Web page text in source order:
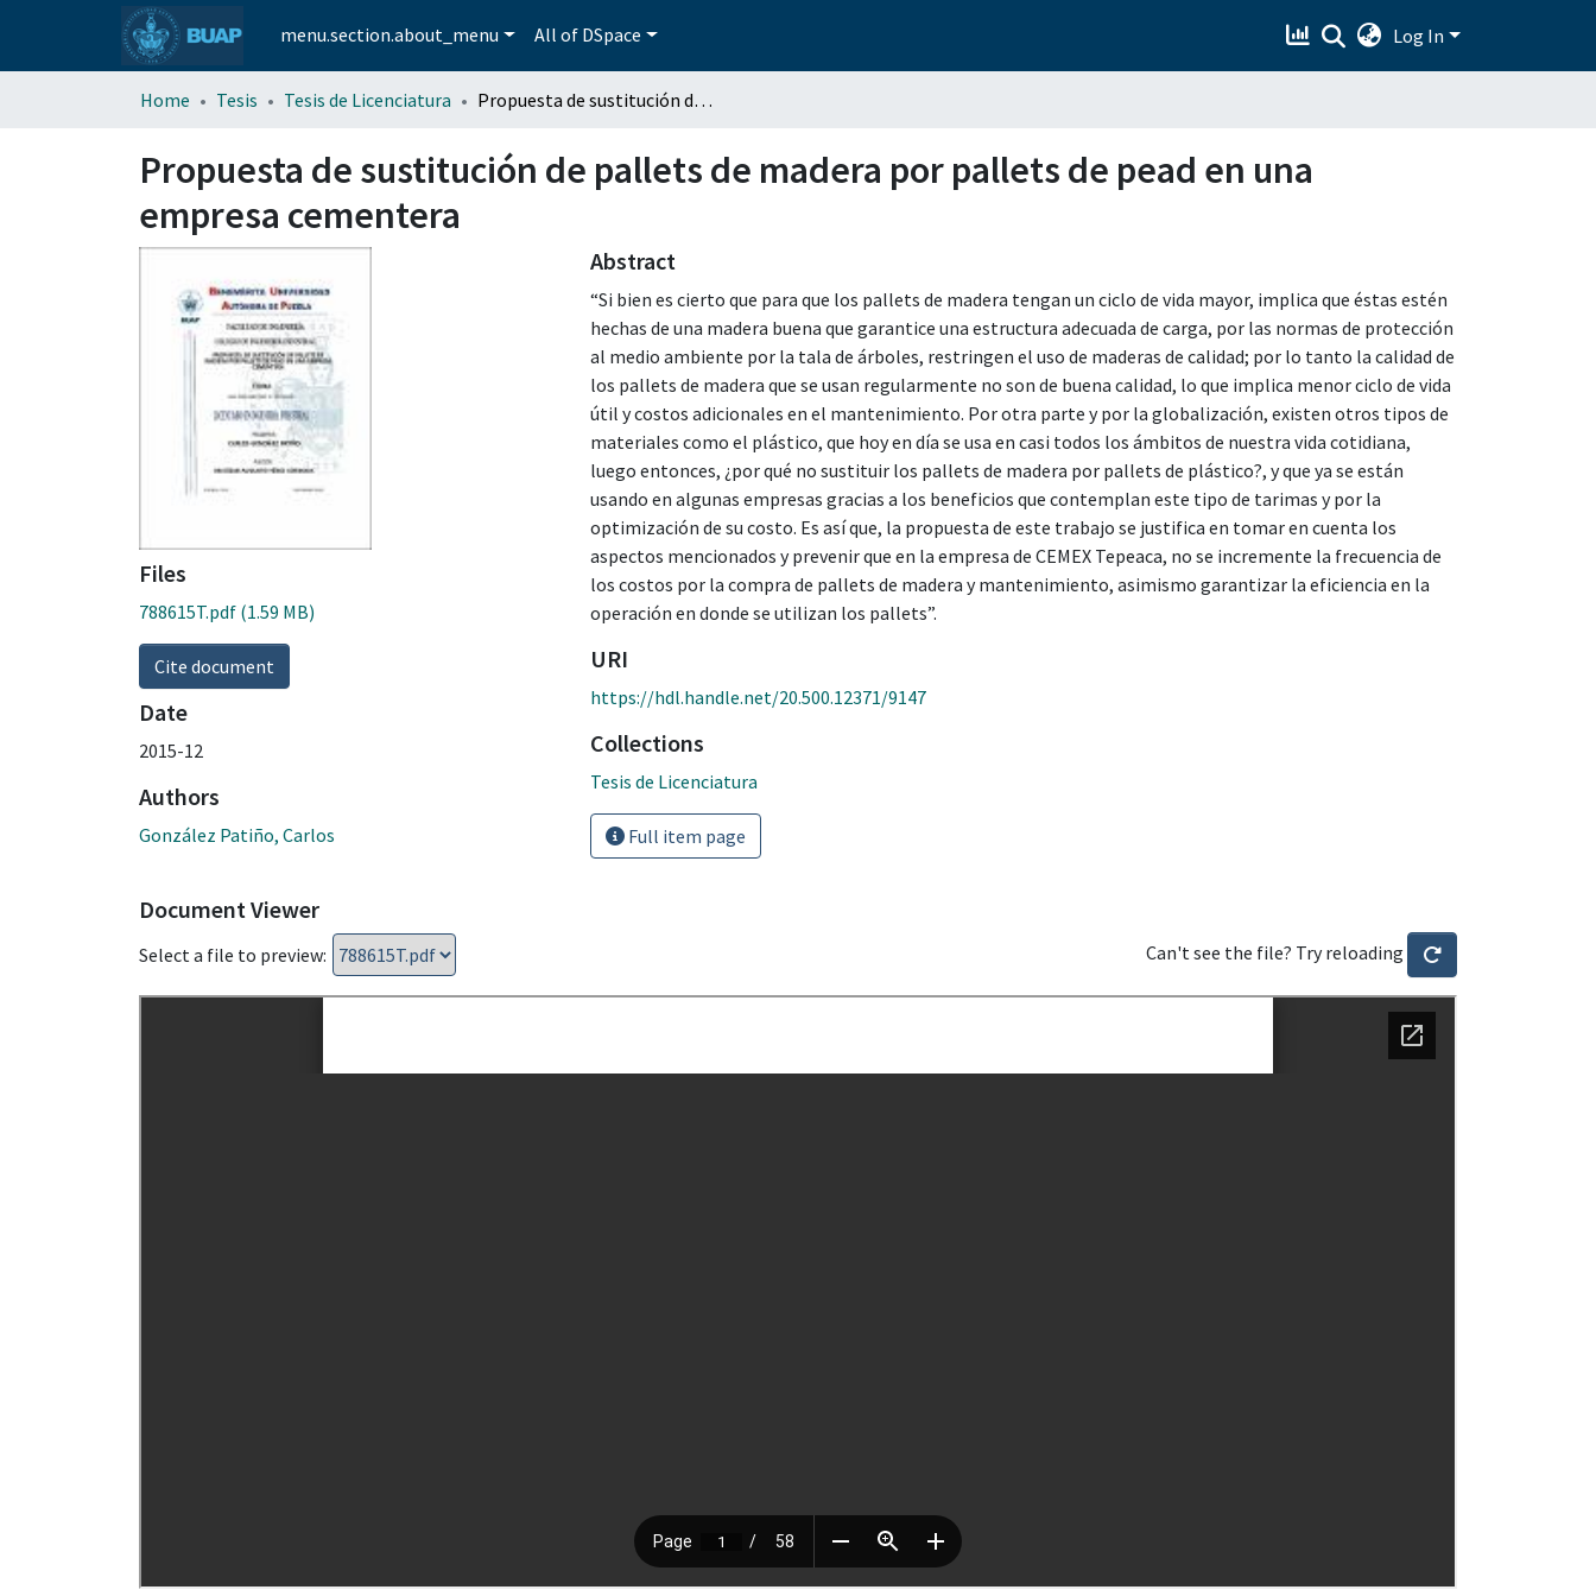
menu.section.about_menu All of DSpace Log In
Home Tesis Tesis de Licenciatura Propuesta de sustitución de pallets de madera por pallets de pead en una empresa cementera
Propuesta de sustitución de pallets de madera por pallets de pead en una
empresa cementera
Files
788615T.pdf (1.59 MB)
Cite document
Date
2015-12
Authors
González Patiño, Carlos
Abstract
“Si bien es cierto que para que los pallets de madera tengan un ciclo de vida mayor, implica que éstas estén
hechas de una madera buena que garantice una estructura adecuada de carga, por las normas de protección
al medio ambiente por la tala de árboles, restringen el uso de maderas de calidad; por lo tanto la calidad de
los pallets de madera que se usan regularmente no son de buena calidad, lo que implica menor ciclo de vida
útil y costos adicionales en el mantenimiento. Por otra parte y por la globalización, existen otros tipos de
materiales como el plástico, que hoy en día se usa en casi todos los ámbitos de nuestra vida cotidiana,
luego entonces, ¿por qué no sustituir los pallets de madera por pallets de plástico?, y que ya se están
usando en algunas empresas gracias a los beneficios que contemplan este tipo de tarimas y por la
optimización de su costo. Es así que, la propuesta de este trabajo se justifica en tomar en cuenta los
aspectos mencionados y prevenir que en la empresa de CEMEX Tepeaca, no se incremente la frecuencia de
los costos por la compra de pallets de madera y mantenimiento, asimismo garantizar la eficiencia en la
operación en donde se utilizan los pallets”.
URI
https://hdl.handle.net/20.500.12371/9147
Collections
Tesis de Licenciatura
Full item page
Document Viewer
Select a file to preview: Can't see the file? Try reloading